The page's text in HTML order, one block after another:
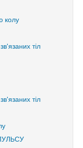
колу
тіл
тіл